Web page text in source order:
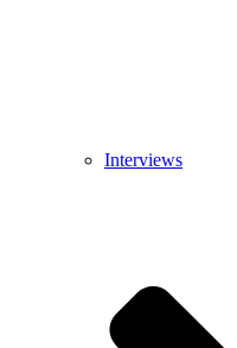
Interviews